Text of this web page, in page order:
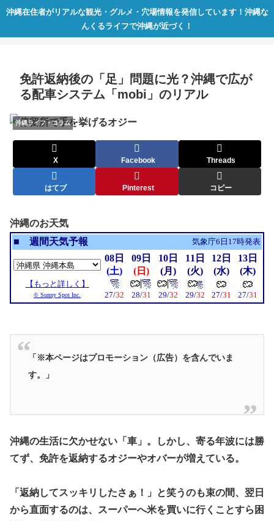
沖縄在住者がリアルな観光・グルメ・穴場情報を発信しています！沖縄な
んくるライフで沖縄が近づく！
​免許返納後の「足」問題に光？沖縄で広が
る配車システム「mobi」のリアル
沖縄ライフ・コラム
X Facebook Threads
はてブ Pinterest コピー
沖縄のお天気
「※本ページはプロモーション（広告）を含んでいま
す。」
​沖縄の生活に欠かせない「車」。しかし、寄る年波には勝
てず、免許を返納するオジーやオバーが増えている。
「返納してスッキリしたさぁ！」と笑うのも束の間、翌日
から直面するのは、スーパーへ米を買いに行くことすら困